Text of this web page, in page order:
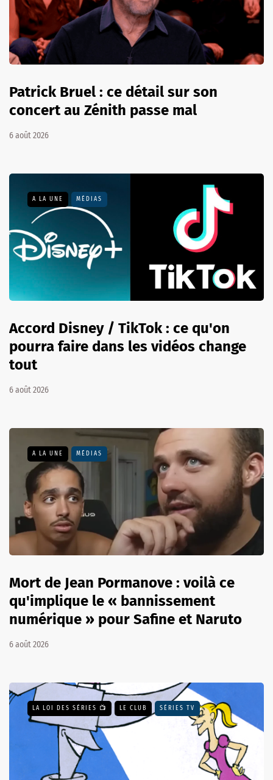
Patrick Bruel : ce détail sur son
concert au Zénith passe mal
6 août 2026
A LA UNE MÉDIAS
Accord Disney / TikTok : ce qu'on
pourra faire dans les vidéos change
tout
6 août 2026
A LA UNE MÉDIAS
Mort de Jean Pormanove : voilà ce
qu'implique le « bannissement
numérique » pour Safine et Naruto
6 août 2026
LA LOI DES SÉRIES 📺 LE CLUB SÉRIES TV